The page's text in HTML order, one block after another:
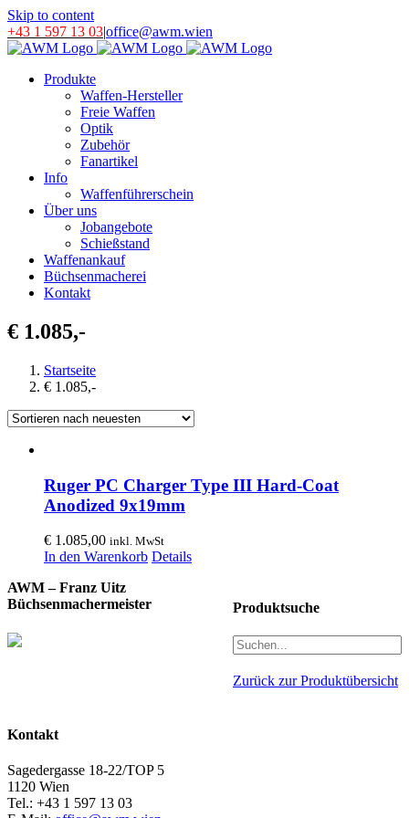
Skip to content
+43 1 597 13 03|office@awm.wien
Produkte
Waffen-Hersteller
Freie Waffen
Optik
Zubehör
Fanartikel
Info
Waffenführerschein
Über uns
Jobangebote
Schießstand
Waffenankauf
Büchsenmacherei
Kontakt
€ 1.085,-
Startseite
€ 1.085,-
Ruger PC Charger Type III Hard-Coat
Anodized 9x19mm
€ 1.085,00 inkl. MwSt
In den Warenkorb Details
Produktsuche
Zurück zur Produktübersicht
AWM – Franz Uitz
Büchsenmachermeister
Kontakt
Sagedergasse 18-22/TOP 5
1120 Wien
Tel.: +43 1 597 13 03